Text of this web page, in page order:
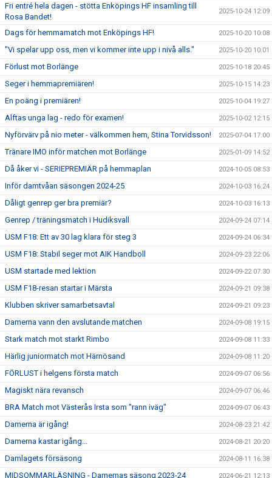
Fri entré hela dagen - stötta Enköpings HF insamling till
Rosa Bandet!
2025-10-24 12:09
Dags för hemmamatch mot Enköpings HF! 2025-10-20 10:08
"Vi spelar upp oss, men vi kommer inte upp i nivå alls." 2025-10-20 10:01
Förlust mot Borlänge 2025-10-18 20:45
Seger i hemmapremiären! 2025-10-15 14:23
En poäng i premiären! 2025-10-04 19:27
Alftas unga lag - redo för examen! 2025-10-02 12:15
Nyförvärv på nio meter - välkommen hem, Stina Torvidsson! 2025-07-04 17:00
Tränare IMO inför matchen mot Borlänge 2025-01-09 14:52
Då åker vi - SERIEPREMIÄR på hemmaplan 2024-10-05 08:53
Inför damtvåan säsongen 2024-25 2024-10-03 16:24
Dåligt genrep ger bra premiär? 2024-10-03 16:13
Genrep / träningsmatch i Hudiksvall 2024-09-24 07:14
USM F18: Ett av 30 lag klara för steg 3 2024-09-24 06:34
USM F18: Stabil seger mot AIK Handboll 2024-09-23 22:06
USM startade med lektion 2024-09-22 07:30
USM F18-resan startar i Märsta 2024-09-21 09:38
Klubben skriver samarbetsavtal 2024-09-21 09:23
Damerna vann den avslutande matchen 2024-09-08 19:15
Stark match mot starkt Rimbo 2024-09-08 11:33
Härlig juniormatch mot Härnösand 2024-09-08 11:20
FÖRLUST i helgens första match 2024-09-07 06:56
Magiskt nära revansch 2024-09-07 06:46
BRA Match mot Västerås Irsta som "rann iväg" 2024-09-07 06:43
Damerna är igång! 2024-08-23 21:42
Damerna kastar igång... 2024-08-21 20:20
Damlagets försäsong 2024-08-11 16:38
MIDSOMMARLÄSNING - Damernas säsong 2023-24 2024-06-21 12:13